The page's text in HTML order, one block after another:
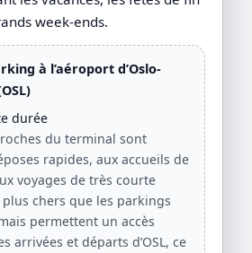
week-ends.
à l’aéroport d’Oslo-
durée
du terminal sont
rapides, aux accueils de
voyages de très courte
chers que les parkings
permettent un accès
arrivées et départs d’OSL, ce